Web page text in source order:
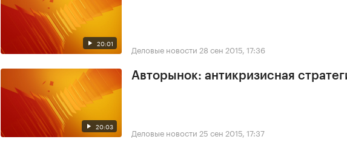
20:01 Деловые новости 28 сен 2015, 17:36
20:03
Авторынок: антикризисная
Деловые новости 25 сен 2015, 17:37